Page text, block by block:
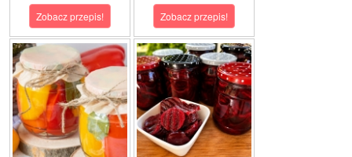
Zobacz przepis! Zobacz przepis!